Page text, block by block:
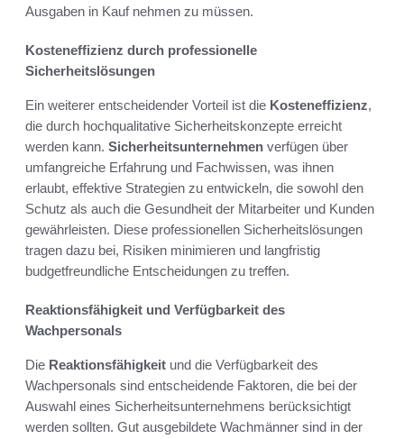
Ausgaben in Kauf nehmen zu müssen.
Kosteneffizienz durch professionelle
Sicherheitslösungen
Ein weiterer entscheidender Vorteil ist die Kosteneffizienz,
die durch hochqualitative Sicherheitskonzepte erreicht
werden kann. Sicherheitsunternehmen verfügen über
umfangreiche Erfahrung und Fachwissen, was ihnen
erlaubt, effektive Strategien zu entwickeln, die sowohl den
Schutz als auch die Gesundheit der Mitarbeiter und Kunden
gewährleisten. Diese professionellen Sicherheitslösungen
tragen dazu bei, Risiken minimieren und langfristig
budgetfreundliche Entscheidungen zu treffen.
Reaktionsfähigkeit und Verfügbarkeit des
Wachpersonals
Die Reaktionsfähigkeit und die Verfügbarkeit des
Wachpersonals sind entscheidende Faktoren, die bei der
Auswahl eines Sicherheitsunternehmens berücksichtigt
werden sollten. Gut ausgebildete Wachmänner sind in der